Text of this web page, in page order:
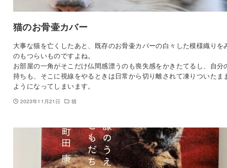
猫のお骨壷カバー
大事な猫を亡くしたあと、既存のお骨壷カバーの白々した模様織りを
のもつらいものですよね。
お部屋の一角がそこだけ仏間感漂うのも喪失感をかきたてるし、自分
持ちも、そこに視線をやるときは日常から切り離されて凍りついたま
ようになってしまいます。
2023年11月21日 猫